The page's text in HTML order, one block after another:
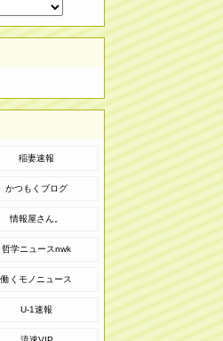
稲妻速報
かつもくブログ
情報屋さん。
哲学ニュースnwk
働くモノニュース
U-1速報